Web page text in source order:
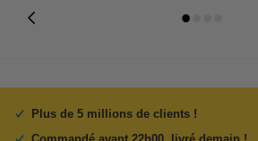
Plus de 5 millions de clients !